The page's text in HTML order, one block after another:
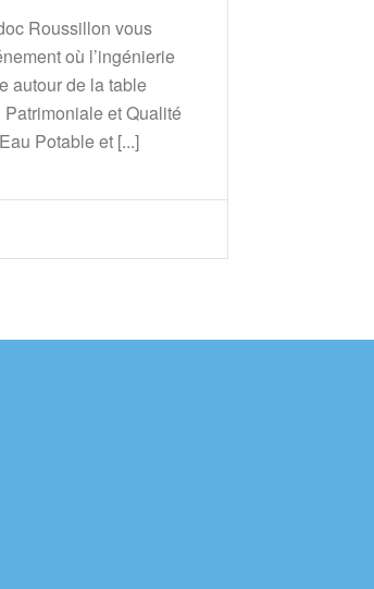
Roussillon vous
où l’ingénierie
autour de la table
et Qualité
Potable et [...]